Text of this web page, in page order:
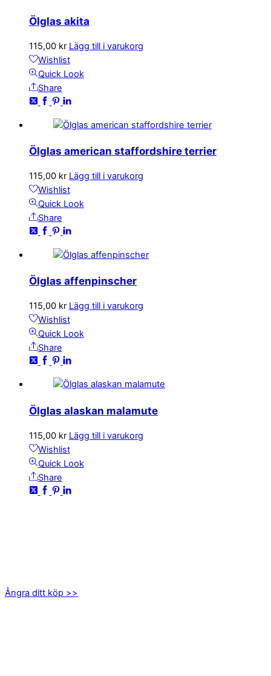
Ölglas akita
115,00 kr Lägg till i varukorg
Wishlist
Quick Look
Share
Ölglas american staffordshire terrier
115,00 kr Lägg till i varukorg
Wishlist
Quick Look
Share
Ölglas affenpinscher
115,00 kr Lägg till i varukorg
Wishlist
Quick Look
Share
Ölglas alaskan malamute
115,00 kr Lägg till i varukorg
Wishlist
Quick Look
Share
Ångra ditt köp >>